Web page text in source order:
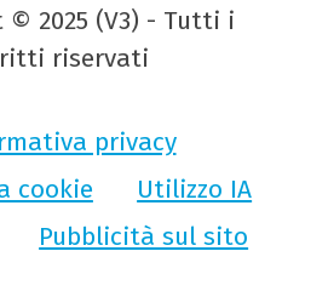
© 2025 (V3) - Tutti i
riservati
privacy
cookie
Utilizzo IA
Pubblicità sul sito